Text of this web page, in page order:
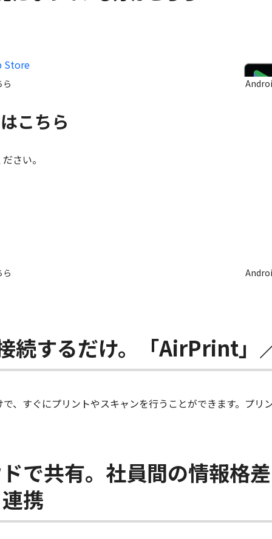
こちら
さい。
続するだけ。「AirPrint」
、すぐにプリントやスキャンを行うことができます。プリ
で共有。社員間の情報格
携